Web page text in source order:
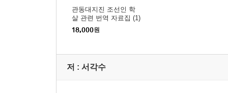
〈자료 96〉 우라야스(浦安)정 호리에(堀江)·네코
〈자료 97〉 나가레야마(流山)정 사건
〈자료 100〉 아비코(我孫子)정 사건
관동대지진 조선인 학
살 관련 번역 자료집 (1)
18,000원
저 : 서각수